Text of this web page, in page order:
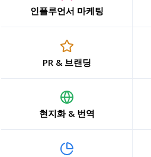
인플루언서 마케팅
PR & 브랜딩
현지화 & 번역